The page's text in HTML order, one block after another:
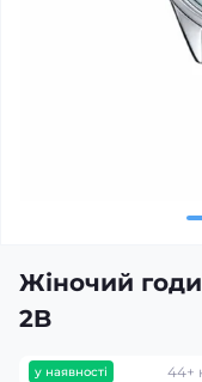
Жіночий
2B
у наявності 44+